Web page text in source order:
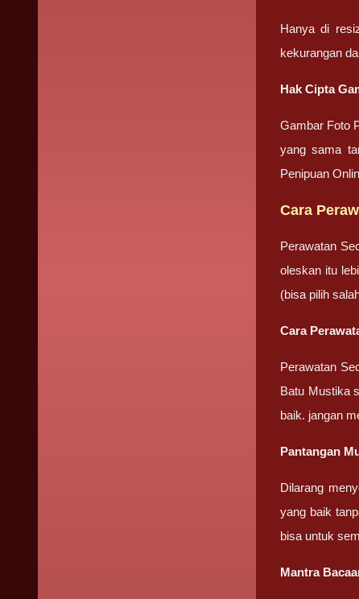
Hanya di
kekurangan
Hak Cipta
Gambar Foto
yang sama
Penipuan
Cara
Perawatan
oleskan itu
(bisa pilih
Cara
Perawatan
Batu Mustika
baik. jangan
Pantangan
Dilarang
yang baik
bisa untuk
Mantra